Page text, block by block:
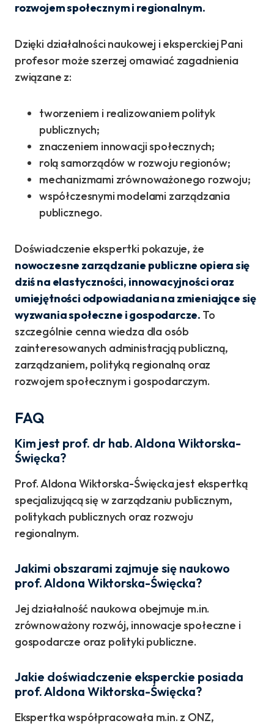
rozwojem społecznym i regionalnym.
Dzięki działalności naukowej i eksperckiej Pani
profesor może szerzej omawiać zagadnienia
związane z:
tworzeniem i realizowaniem polityk
publicznych;
znaczeniem innowacji społecznych;
rolą samorządów w rozwoju regionów;
mechanizmami zrównoważonego rozwoju;
współczesnymi modelami zarządzania
publicznego.
Doświadczenie ekspertki pokazuje, że
nowoczesne zarządzanie publiczne opiera się
dziś na elastyczności, innowacyjności oraz
umiejętności odpowiadania na zmieniające się
wyzwania społeczne i gospodarcze. To
szczególnie cenna wiedza dla osób
zainteresowanych administracją publiczną,
zarządzaniem, polityką regionalną oraz
rozwojem społecznym i gospodarczym.
FAQ
Kim jest prof. dr hab. Aldona Wiktorska-
Święcka?
Prof. Aldona Wiktorska-Święcka jest ekspertką
specjalizującą się w zarządzaniu publicznym,
politykach publicznych oraz rozwoju
regionalnym.
Jakimi obszarami zajmuje się naukowo
prof. Aldona Wiktorska-Święcka?
Jej działalność naukowa obejmuje m.in.
zrównoważony rozwój, innowacje społeczne i
gospodarcze oraz polityki publiczne.
Jakie doświadczenie eksperckie posiada
prof. Aldona Wiktorska-Święcka?
Ekspertka współpracowała m.in. z ONZ,